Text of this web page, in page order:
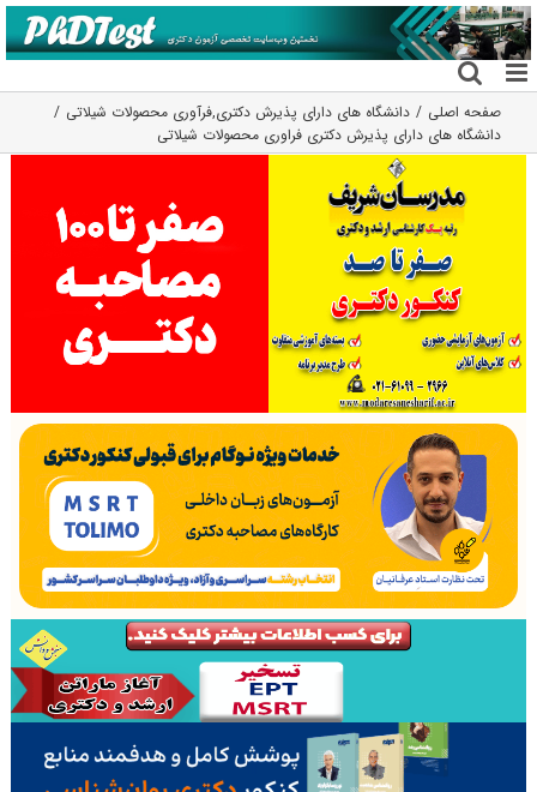
رفتن
به
محتوا
صفحه اصلی دانشگاه های دارای پذیرش دکتری,فرآوری محصولات شیلاتی
دانشگاه های دارای پذیرش دکتری ﻓﺮاوری ﻣﺤﺼﻮﻻت شیلاتی